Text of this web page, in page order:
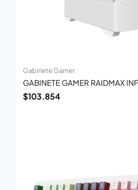
Gabinete Gamer
GABINETE GAMER RAIDMAX
$103.854